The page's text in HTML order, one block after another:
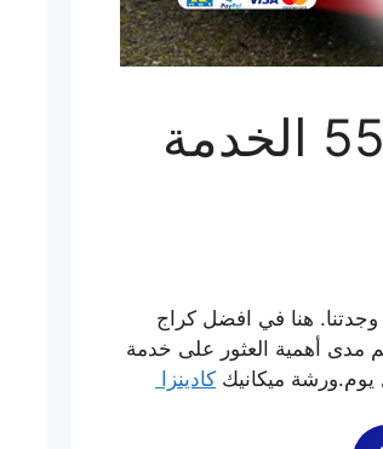
ورشة ميكانيك سيفيا 55445363 الخدمة
هنا في افضل كراج
مدى أهمية العثور على خدمة
يوم.ورشة ميكانيك كادينزا